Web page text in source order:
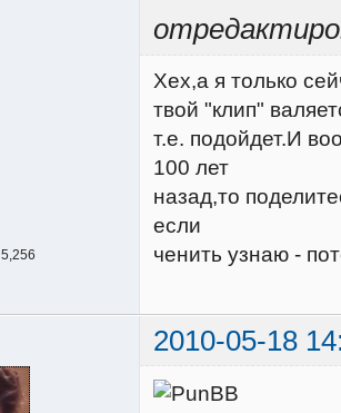
5,256
Хех,а я только
твой "клип"
т.е. подойдет.И
100 лет
назад,то
если
ченить узнаю -
2010-05-18